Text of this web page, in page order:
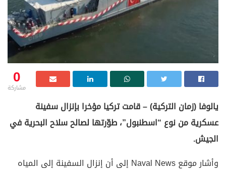
0
مشاركة
يالوفا (زمان التركية) – قامت تركيا مؤخرا بإنزال سفينة
عسكرية من نوع “اسطنبول”، طوّرتها لصالح سلاح البحرية في
الجيش.
وأشار موقع Naval News إلى أن إنزال السفينة إلى المياه